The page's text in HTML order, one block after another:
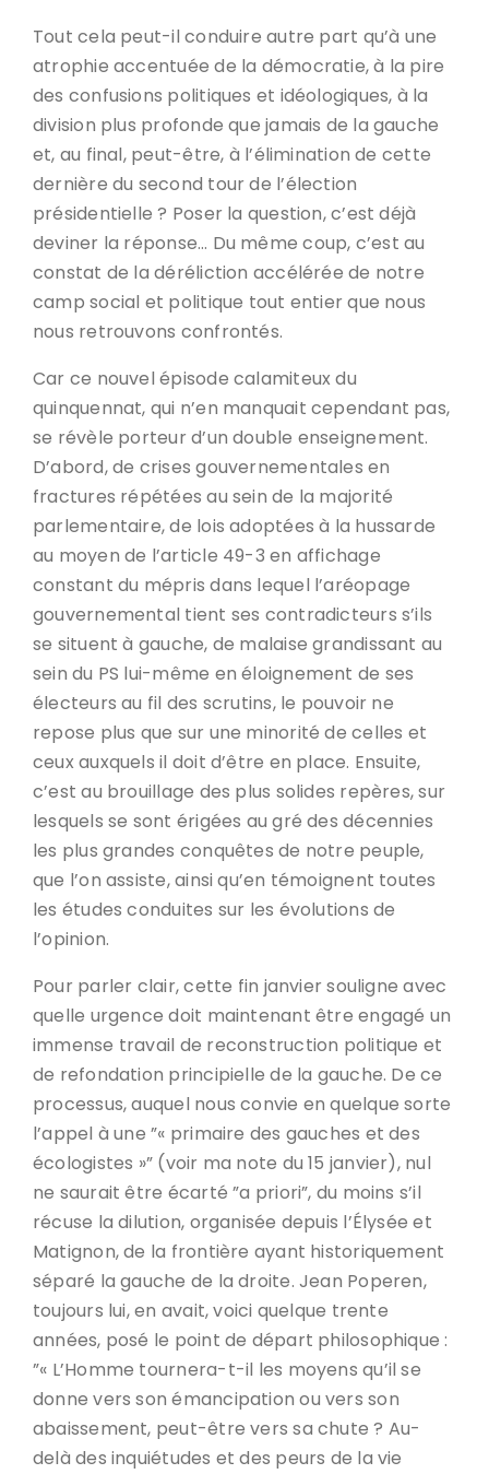
Tout cela peut-il conduire autre part qu’à une
atrophie accentuée de la démocratie, à la pire
des confusions politiques et idéologiques, à la
division plus profonde que jamais de la gauche
et, au final, peut-être, à l’élimination de cette
dernière du second tour de l’élection
présidentielle ? Poser la question, c’est déjà
deviner la réponse… Du même coup, c’est au
constat de la déréliction accélérée de notre
camp social et politique tout entier que nous
nous retrouvons confrontés.
Car ce nouvel épisode calamiteux du
quinquennat, qui n’en manquait cependant pas,
se révèle porteur d’un double enseignement.
D’abord, de crises gouvernementales en
fractures répétées au sein de la majorité
parlementaire, de lois adoptées à la hussarde
au moyen de l’article 49-3 en affichage
constant du mépris dans lequel l’aréopage
gouvernemental tient ses contradicteurs s’ils
se situent à gauche, de malaise grandissant au
sein du PS lui-même en éloignement de ses
électeurs au fil des scrutins, le pouvoir ne
repose plus que sur une minorité de celles et
ceux auxquels il doit d’être en place. Ensuite,
c’est au brouillage des plus solides repères, sur
lesquels se sont érigées au gré des décennies
les plus grandes conquêtes de notre peuple,
que l’on assiste, ainsi qu’en témoignent toutes
les études conduites sur les évolutions de
l’opinion.
Pour parler clair, cette fin janvier souligne avec
quelle urgence doit maintenant être engagé un
immense travail de reconstruction politique et
de refondation principielle de la gauche. De ce
processus, auquel nous convie en quelque sorte
l’appel à une ”« primaire des gauches et des
écologistes »” (voir ma note du 15 janvier), nul
ne saurait être écarté ”a priori”, du moins s’il
récuse la dilution, organisée depuis l’Élysée et
Matignon, de la frontière ayant historiquement
séparé la gauche de la droite. Jean Poperen,
toujours lui, en avait, voici quelque trente
années, posé le point de départ philosophique :
”« L’Homme tournera-t-il les moyens qu’il se
donne vers son émancipation ou vers son
abaissement, peut-être vers sa chute ? Au-
delà des inquiétudes et des peurs de la vie